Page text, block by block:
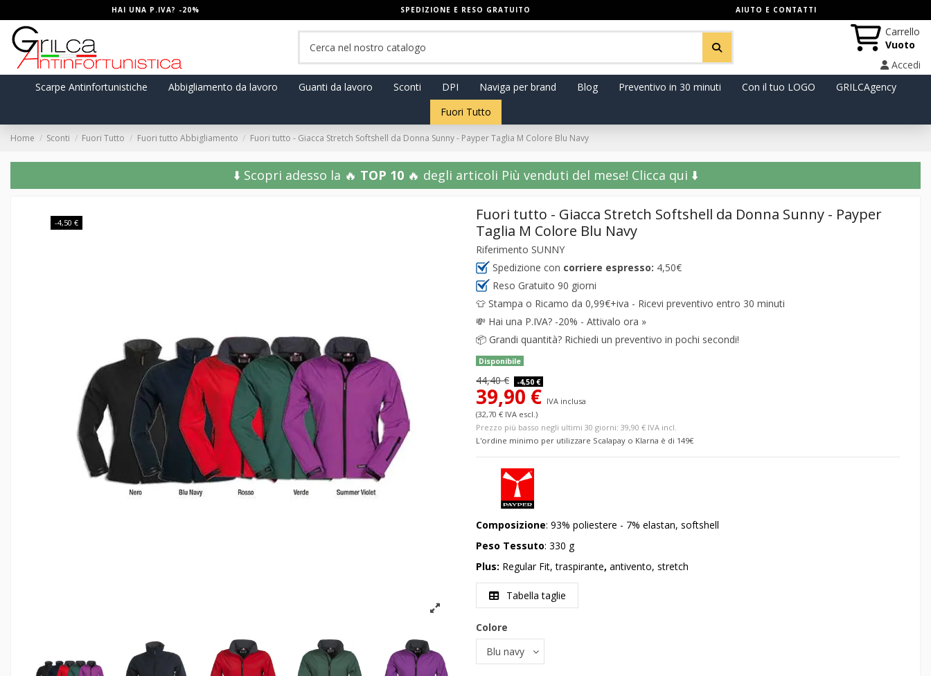
HAI UNA P.IVA? -20% SPEDIZIONE E RESO GRATUITO AIUTO E CONTATTI
Carrello
Vuoto
Accedi
Scarpe Antinfortunistiche
Abbigliamento da lavoro Guanti da lavoro Sconti DPI Naviga per brand Blog Preventivo in 30 minuti Con il tuo LOGO
GRILCAgency
Fuori Tutto
Home Sconti Fuori Tutto Fuori tutto Abbigliamento Fuori tutto - Giacca Stretch Softshell da Donna Sunny - Payper Taglia M Colore Blu Navy
⬇️ Scopri adesso la 🔥 TOP 10🔥 degli articoli Più venduti del mese!️ Clicca qui ⬇️
-4,50 €
Fuori tutto - Giacca Stretch Softshell da Donna Sunny - Payper
Taglia M Colore Blu Navy
Riferimento SUNNY
Spedizione con corriere espresso: 4,50€
Reso Gratuito 90 giorni
👕 Stampa o Ricamo da 0,99€+iva - Ricevi preventivo entro 30 minuti
💸 Hai una P.IVA? -20% - Attivalo ora »
📦 Grandi quantità? Richiedi un preventivo in pochi secondi!
Disponibile
44,40 € -4,50 €
39,90 € IVA inclusa
(32,70 € IVA escl.)
Prezzo più basso negli ultimi 30 giorni: 39,90 € IVA incl.
L'ordine minimo per utilizzare Scalapay o Klarna è di 149€
Composizione: 93% poliestere - 7% elastan, softshell
Peso Tessuto: 330 g
Plus: Regular Fit, traspirante, antivento, stretch
Tabella taglie
Colore